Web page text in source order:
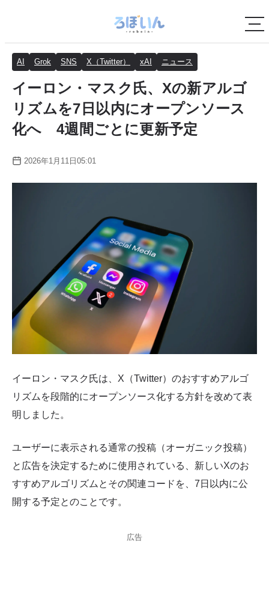
AI Grok SNS X（Twitter） xAI ニュース
イーロン・マスク氏、Xの新アルゴ
リズムを7日以内にオープンソース
化へ 4週間ごとに更新予定
2026年1月11日05:01
イーロン・マスク氏は、X（Twitter）のおすすめアルゴ
リズムを段階的にオープンソース化する方針を改めて表
明しました。
ユーザーに表示される通常の投稿（オーガニック投稿）
と広告を決定するために使用されている、新しいXのお
すすめアルゴリズムとその関連コードを、7日以内に公
開する予定とのことです。
広告